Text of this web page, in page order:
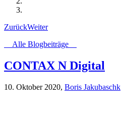
ZurückWeiter
Alle Blogbeiträge
CONTAX N Digital
10. Oktober 2020, Boris Jakubaschk